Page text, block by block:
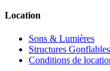
Location
Sons & Lumières
Structures Gonflables
Conditions de